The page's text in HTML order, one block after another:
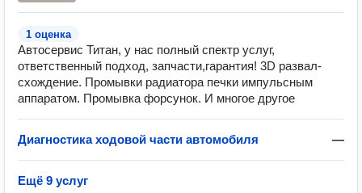
1 оценка
Автосервис Титан, у нас полный спектр услуг,
ответственный подход, запчасти,гарантия! 3D развал-
схождение. Промывки радиатора печки импульсным
аппаратом. Промывка форсунок. И многое другое
Диагностика ходовой части автомобиля —
Ещё 9 услуг